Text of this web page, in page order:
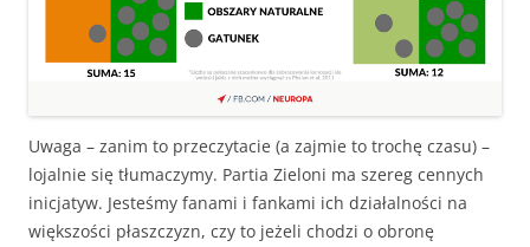
Uwaga – zanim to przeczytacie (a zajmie to trochę czasu) –
lojalnie się tłumaczymy. Partia Zieloni ma szereg cennych
inicjatyw. Jesteśmy fanami i fankami ich działalności na
większości płaszczyzn, czy to jeżeli chodzi o obronę